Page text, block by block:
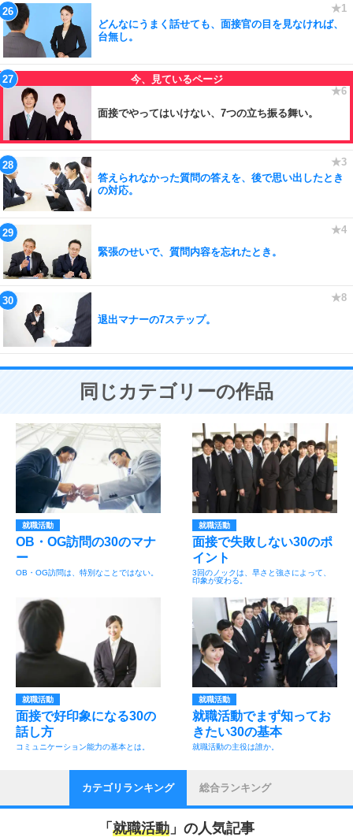
どんなにうまく話せても、面接官の目を見なければ、
台無し。
面接でやってはいけない、7つの立ち振る舞い。
答えられなかった質問の答えを、後で思い出したとき
の対応。
緊張のせいで、質問内容を忘れたとき。
退出マナーの7ステップ。
同じカテゴリーの作品
就職活動
OB・OG訪問の30のマナ
ー
OB・OG訪問は、特別なことではない。
就職活動
面接で失敗しない30のポ
イント
3回のノックは、早さと強さによって、
印象が変わる。
就職活動
面接で好印象になる30の
話し方
コミュニケーション能力の基本とは。
就職活動
就職活動でまず知ってお
きたい30の基本
就職活動の主役は誰か。
カテゴリランキング 総合ランキング
「 就職活動 」の人気記事